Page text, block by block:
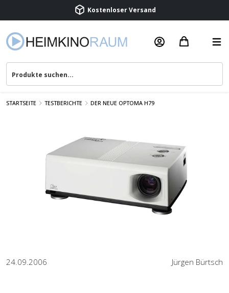
Beratung & Service
STARTSEITE TESTBERICHTE DER NEUE OPTOMA H79
24.09.2006 Jürgen Bürtsch